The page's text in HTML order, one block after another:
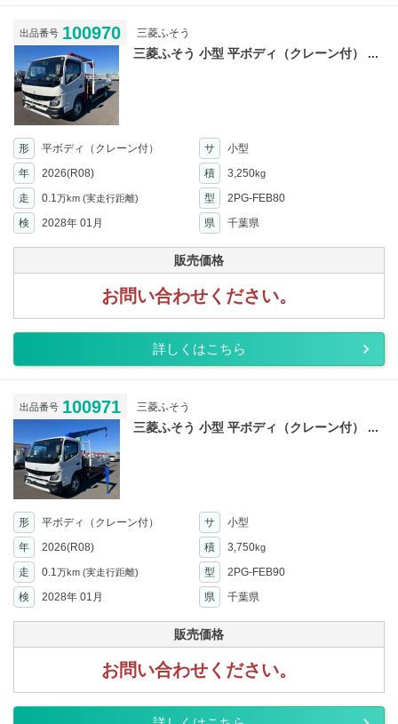
出品番号 100970 三菱ふそう
三菱ふそう 小型 平ボディ（クレーン付） ...
形 平ボディ（クレーン付） サ
小型
年
2026(R08) 積 3,250kg
走 0.1万km (実走行距離) 型
2PG-FEB80
検
2028年 01月 県 千葉県
販売価格
お問い合わせください。
詳しくはこちら
出品番号 100971 三菱ふそう
三菱ふそう 小型 平ボディ（クレーン付） ...
形 平ボディ（クレーン付） サ
小型
年
2026(R08) 積 3,750kg
走 0.1万km (実走行距離) 型
2PG-FEB90
検
2028年 01月 県 千葉県
販売価格
お問い合わせください。